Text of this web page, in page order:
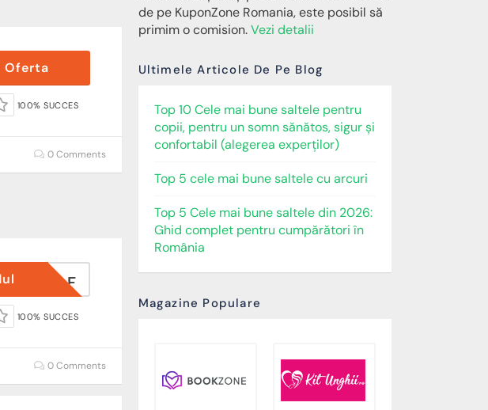
Oferta
100% SUCCES
0 Comments
EECLIPAF
100% SUCCES
0 Comments
de pe KuponZone Romania, este posibil să
primim o comision.Vezi detalii
Ultimele Articole De Pe Blog
Top 10 Cele mai bune saltele pentru
copii, pentru un somn sănătos, sigur și
confortabil (alegerea experților)
Top 5 cele mai bune saltele cu arcuri
Top 5 Cele mai bune saltele din 2026:
Ghid complet pentru cumpărători în
România
Magazine Populare